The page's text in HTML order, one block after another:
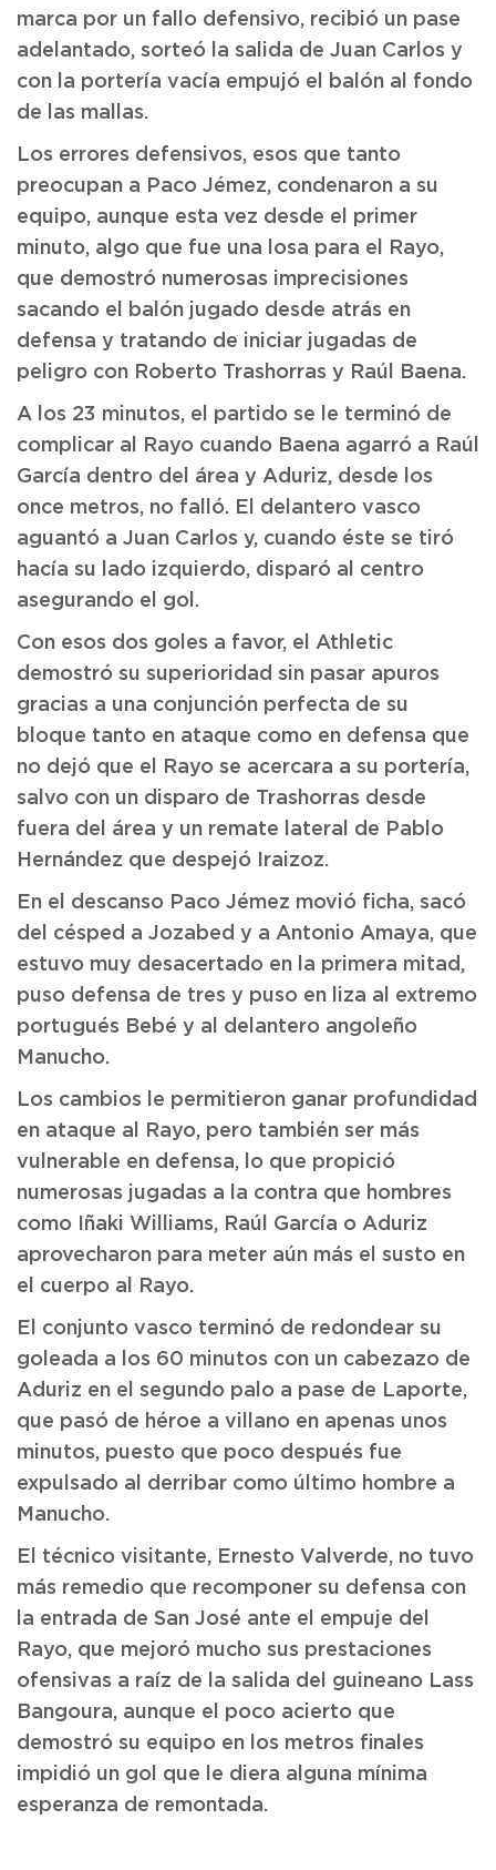
marca por un fallo defensivo, recibió un pase
adelantado, sorteó la salida de Juan Carlos y
con la portería vacía empujó el balón al fondo
de las mallas.
Los errores defensivos, esos que tanto
preocupan a Paco Jémez, condenaron a su
equipo, aunque esta vez desde el primer
minuto, algo que fue una losa para el Rayo,
que demostró numerosas imprecisiones
sacando el balón jugado desde atrás en
defensa y tratando de iniciar jugadas de
peligro con Roberto Trashorras y Raúl Baena.
A los 23 minutos, el partido se le terminó de
complicar al Rayo cuando Baena agarró a Raúl
García dentro del área y Aduriz, desde los
once metros, no falló. El delantero vasco
aguantó a Juan Carlos y, cuando éste se tiró
hacía su lado izquierdo, disparó al centro
asegurando el gol.
Con esos dos goles a favor, el Athletic
demostró su superioridad sin pasar apuros
gracias a una conjunción perfecta de su
bloque tanto en ataque como en defensa que
no dejó que el Rayo se acercara a su portería,
salvo con un disparo de Trashorras desde
fuera del área y un remate lateral de Pablo
Hernández que despejó Iraizoz.
En el descanso Paco Jémez movió ficha, sacó
del césped a Jozabed y a Antonio Amaya, que
estuvo muy desacertado en la primera mitad,
puso defensa de tres y puso en liza al extremo
portugués Bebé y al delantero angoleño
Manucho.
Los cambios le permitieron ganar profundidad
en ataque al Rayo, pero también ser más
vulnerable en defensa, lo que propició
numerosas jugadas a la contra que hombres
como Iñaki Williams, Raúl García o Aduriz
aprovecharon para meter aún más el susto en
el cuerpo al Rayo.
El conjunto vasco terminó de redondear su
goleada a los 60 minutos con un cabezazo de
Aduriz en el segundo palo a pase de Laporte,
que pasó de héroe a villano en apenas unos
minutos, puesto que poco después fue
expulsado al derribar como último hombre a
Manucho.
El técnico visitante, Ernesto Valverde, no tuvo
más remedio que recomponer su defensa con
la entrada de San José ante el empuje del
Rayo, que mejoró mucho sus prestaciones
ofensivas a raíz de la salida del guineano Lass
Bangoura, aunque el poco acierto que
demostró su equipo en los metros finales
impidió un gol que le diera alguna mínima
esperanza de remontada.